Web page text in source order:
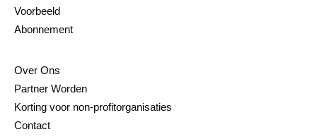
Voorbeeld
Abonnement
Over Ons
Partner Worden
Korting voor non-profitorganisaties
Contact